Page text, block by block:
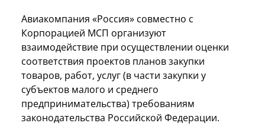
Авиакомпания «Россия» совместно с
Корпорацией МСП организуют
взаимодействие при осуществлении оценки
соответствия проектов планов закупки
товаров, работ, услуг (в части закупки у
субъектов малого и среднего
предпринимательства) требованиям
законодательства Российской Федерации.